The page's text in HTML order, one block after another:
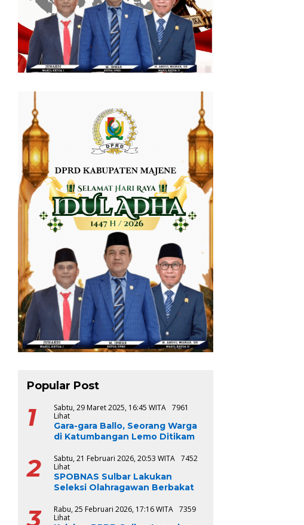
Popular Post
1 Sabtu, 29 Maret 2025, 16:45 WITA
7961
Lihat
Gara-gara Ballo, Seorang Warga
di Katumbangan Lemo Ditikam
2 Sabtu, 21 Februari 2026, 20:53 WITA
7452
Lihat
SPOBNAS Sulbar Lakukan
Seleksi Olahragawan Berbakat
3 Rabu, 25 Februari 2026, 17:16 WITA
7359
Lihat